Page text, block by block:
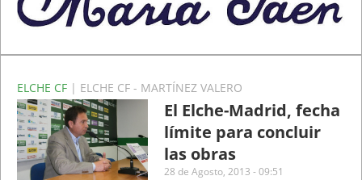
ELCHE CF | ELCHE CF - MARTÍNEZ VALERO
El Elche-Madrid, fecha
límite para concluir
las obras
28 de Agosto, 2013 - 09:51